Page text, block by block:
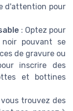
d'attention pour
: Optez pour
pouvant se
de gravure ou
inscrire des
et bottines
vous trouvez des